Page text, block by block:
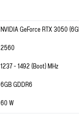
NVIDIA GeForce RTX 3050
2560
1237 - 1492 (Boot) MHz
6GB GDDR6
60 W